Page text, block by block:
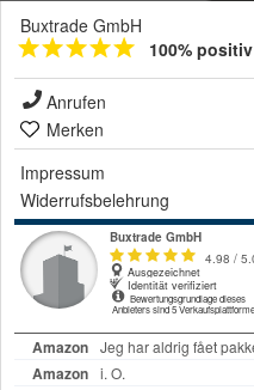
Buxtrade GmbH
100% positiv
Anrufen
Merken
Impressum
Widerrufsbelehrung